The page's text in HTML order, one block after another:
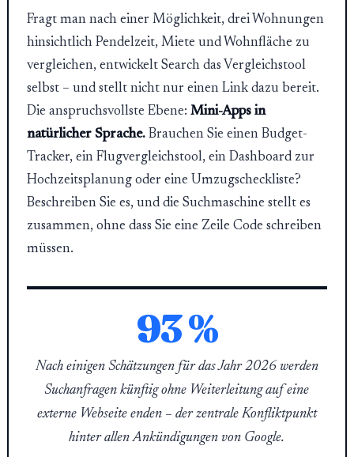
Fragt man nach einer Möglichkeit, drei Wohnungen
hinsichtlich Pendelzeit, Miete und Wohnfläche zu
vergleichen, entwickelt Search das Vergleichstool
selbst – und stellt nicht nur einen Link dazu bereit.
Die anspruchsvollste Ebene:Mini-Apps in
natürlicher Sprache. Brauchen Sie einen Budget-
Tracker, ein Flugvergleichstool, ein Dashboard zur
Hochzeitsplanung oder eine Umzugscheckliste?
Beschreiben Sie es, und die Suchmaschine stellt es
zusammen, ohne dass Sie eine Zeile Code schreiben
müssen.
93 %
Nach einigen Schätzungen für das Jahr 2026 werden
Suchanfragen künftig ohne Weiterleitung auf eine
externe Webseite enden – der zentrale Konfliktpunkt
hinter allen Ankündigungen von Google.